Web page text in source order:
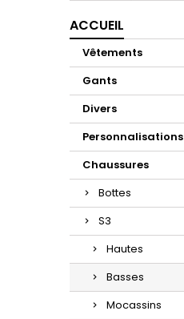
ACCUEIL
Vêtements
Gants
Divers
Personnalisations
Chaussures
Bottes
S3
Hautes
Basses
Mocassins